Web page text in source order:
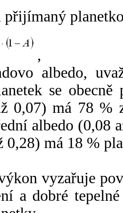
,
albedo,
se
0,07) má 78 %
albedo (0,08
0,28) má 18 %
vyzařuje
a dobré